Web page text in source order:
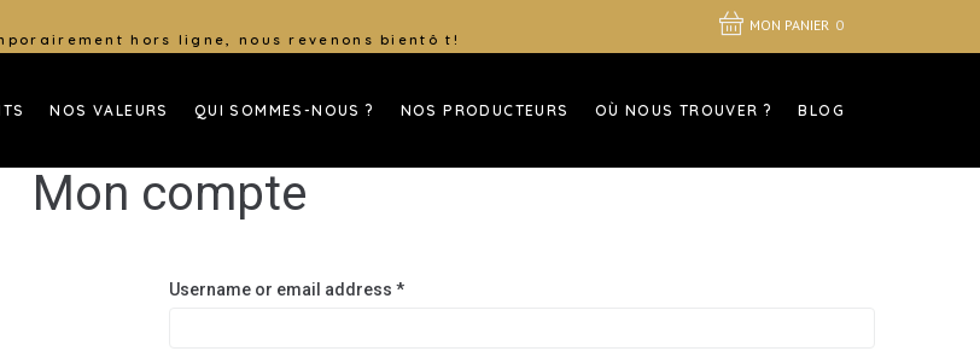
hors ligne, nous revenons bientô t!
MON PANIER 0
NOS VALEURS QUI SOMMES-NOUS ? NOS PRODUCTEURS OÙ NOUS TROUVER ? BLOG
Mon compte
Username or email address *